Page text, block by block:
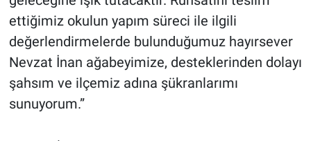
ettiğimiz okulun yapım süreci ile ilgili
değerlendirmelerde bulunduğumuz hayırsever
Nevzat İnan ağabeyimize, desteklerinden dolayı
şahsım ve ilçemiz adına şükranlarımı
sunuyorum.”